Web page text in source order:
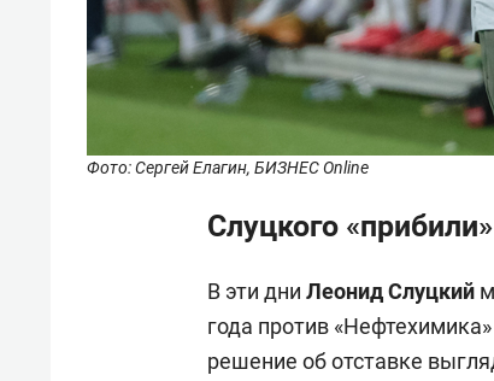
Фото: Сергей Елагин, БИЗНЕС Online
Слуцкого
В эти дни ЛеонидСлуцкий
года против
решение об отставке